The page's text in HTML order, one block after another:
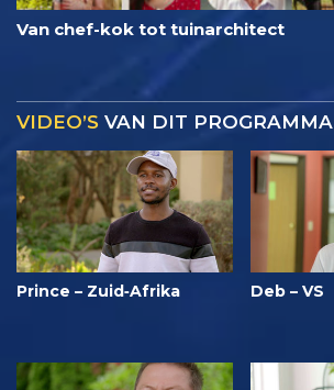
Van chef-kok tot tuinarchitect
VIDEO’S VAN DIT PROGRAMMA
Prince – Zuid‑Afrika Deb – VS